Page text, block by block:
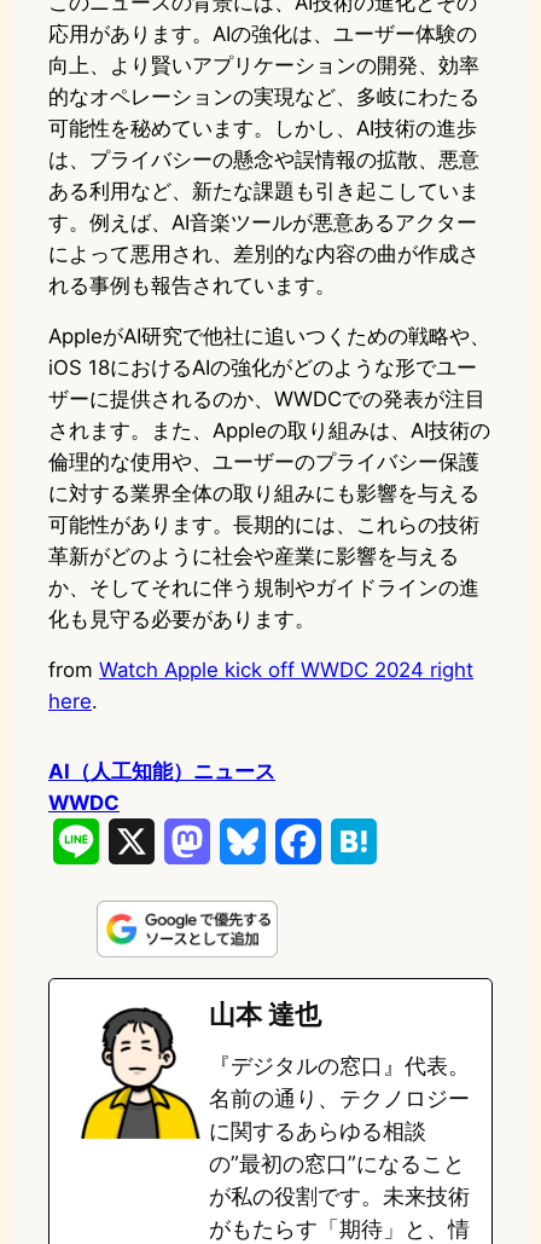
応用があります。AIの強化は、ユーザー体験の
向上、より賢いアプリケーションの開発、効率
的なオペレーションの実現など、多岐にわたる
可能性を秘めています。しかし、AI技術の進歩
は、プライバシーの懸念や誤情報の拡散、悪意
ある利用など、新たな課題も引き起こしていま
す。例えば、AI音楽ツールが悪意あるアクター
によって悪用され、差別的な内容の曲が作成さ
れる事例も報告されています。
AppleがAI研究で他社に追いつくための戦略や、
iOS 18におけるAIの強化がどのような形でユー
ザーに提供されるのか、WWDCでの発表が注目
されます。また、Appleの取り組みは、AI技術の
倫理的な使用や、ユーザーのプライバシー保護
に対する業界全体の取り組みにも影響を与える
可能性があります。長期的には、これらの技術
革新がどのように社会や産業に影響を与える
か、そしてそれに伴う規制やガイドラインの進
化も見守る必要があります。
from Watch Apple kick off WWDC 2024 right
here.
AI（人工知能）ニュース
WWDC
n
e
s
t
o
o
n
u
e
s
k
e
b
o
o
k
e
a
山本 達也
『デジタルの窓口』代表。
名前の通り、テクノロジー
に関するあらゆる相談
の”最初の窓口”になること
が私の役割です。未来技術
がもたらす「期待」と、情